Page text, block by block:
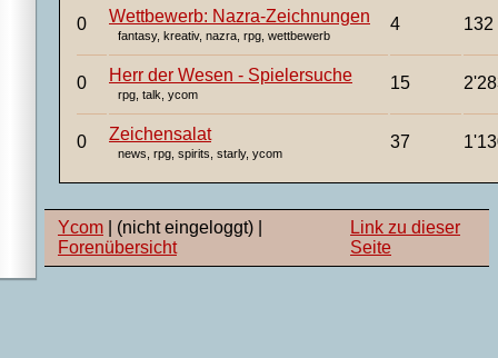
Wettbewerb: Nazra-Zeichnungen
fantasy, kreativ, nazra, rpg, wettbewerb
4 132
Herr der Wesen - Spielersuche
rpg, talk, ycom
15
Zeichensalat
news, rpg, spirits, starly, ycom
37
Ycom | (nicht eingeloggt) |
Forenübersicht
Link zu dieser
Seite